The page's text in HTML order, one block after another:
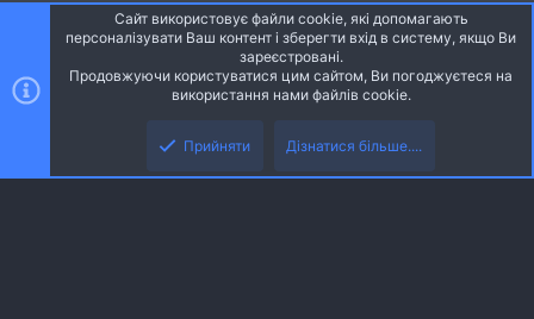
Ніч
Українська (UA)
S
Community platform by XenForo® © 2010-2026 XenForo Ltd.
Community platform by XenForo © 2010-2022 XenForo Ltd. | dev: Pages
Сайт використовує файли cookie, які допомагають
персоналізувати Ваш контент і зберегти вхід в систему, якщо Ви
зареєстровані.
Продовжуючи користуватися цим сайтом, Ви погоджуєтеся на
використання нами файлів cookie.
Прийняти Дізнатися більше....